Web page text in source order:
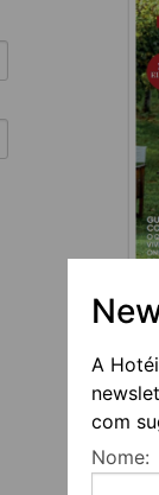
A
com
Nome: